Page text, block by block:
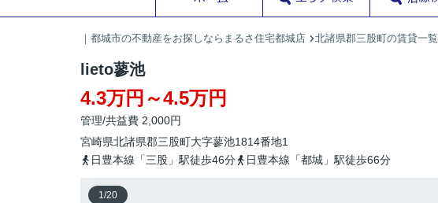
｜都城市の不動産をお探しならまるさ住宅都城店 北諸県郡三股町の賃貸一覧
lieto蓼池
4.3万円～4.5万円
管理/共益費 2,000円
宮崎県北諸県郡三股町大字蓼池1814番地1
日豊本線「三股」駅徒歩46分
日豊本線「都城」駅徒歩66分
1/20